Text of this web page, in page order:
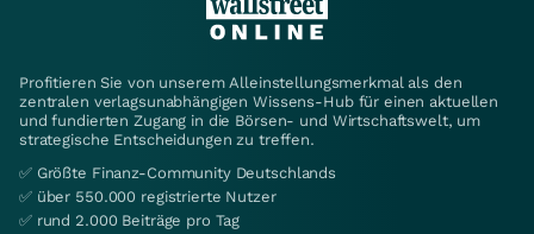
Profitieren Sie von unserem Alleinstellungsmerkmal als den
zentralen verlagsunabhängigen Wissens-Hub für einen aktuellen
und fundierten Zugang in die Börsen- und Wirtschaftswelt, um
strategische Entscheidungen zu treffen.
✅ Größte Finanz-Community Deutschlands
✅ über 550.000 registrierte Nutzer
✅ rund 2.000 Beiträge pro Tag